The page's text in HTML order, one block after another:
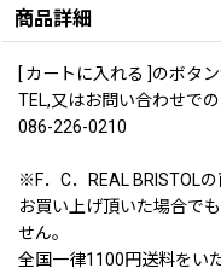
商品詳細
[ カートに入れる ]のボタ
TEL,又はお問い合わせでの
086-226-0210
※F．C．REAL BRISTOL
お買い上げ頂いた場合で
せん。
全国一律1100円送料をい